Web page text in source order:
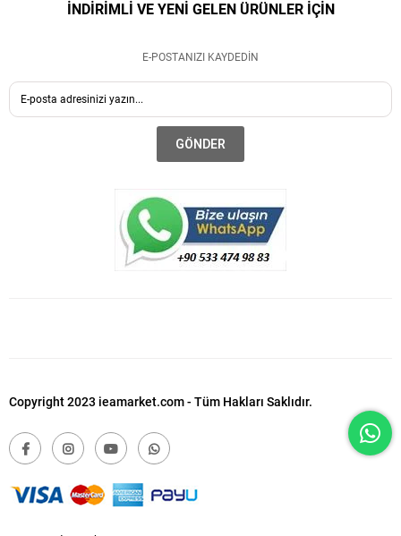
İNDİRİMLİ VE YENİ GELEN ÜRÜNLER İÇİN
E-POSTANIZI KAYDEDİN
GÖNDER
Copyright 2023 ieamarket.com - Tüm Hakları Saklıdır.